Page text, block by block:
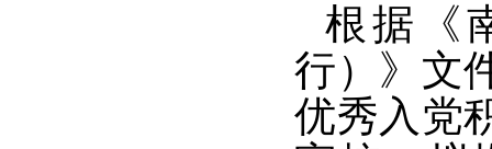
根据《
行）》文
优秀入党